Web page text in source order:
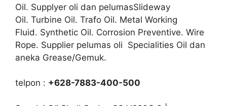
Oil. Supplyer oli dan pelumasSlideway
Oil. Turbine Oil. Trafo Oil. Metal Working
Fluid. Synthetic Oil. Corrosion Preventive. Wire
Rope. Supplier pelumas oli Specialities Oil dan
aneka Grease/Gemuk.
telpon : +628-7883-400-500